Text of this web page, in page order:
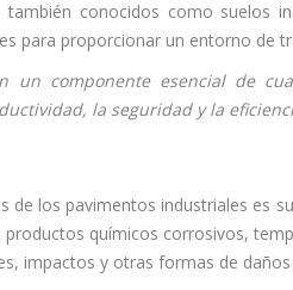
también conocidos como suelos
para proporcionar un entorno de
un componente esencial de
la seguridad y la
de los pavimentos industriales es
químicos corrosivos,
impactos y otras formas de